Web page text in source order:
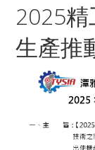
2025
生產推